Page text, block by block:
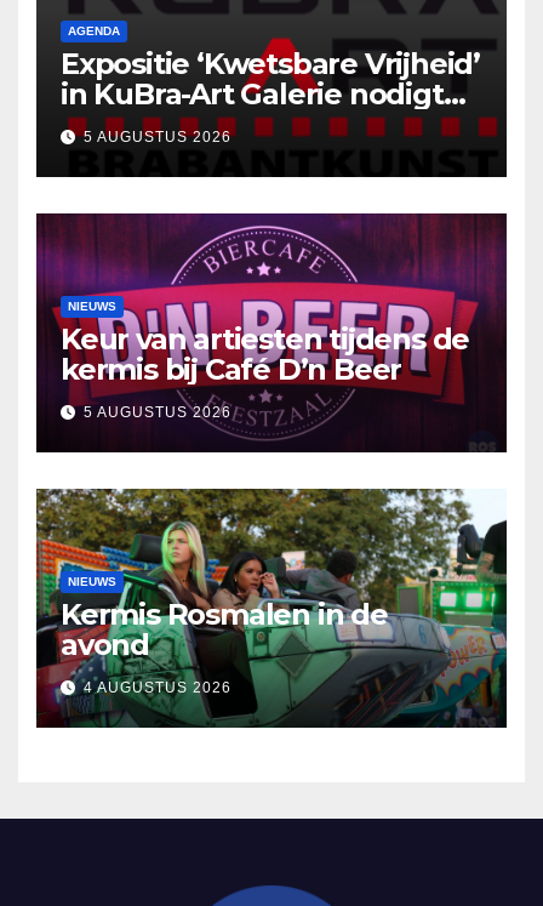
AGENDA
Expositie ‘Kwetsbare Vrijheid’
in KuBra-Art Galerie nodigt
uit tot ontmoeting en
reflectie
5 AUGUSTUS 2026
NIEUWS
Keur van artiesten tijdens de
kermis bij Café D’n Beer
5 AUGUSTUS 2026
NIEUWS
Kermis Rosmalen in de
avond
4 AUGUSTUS 2026